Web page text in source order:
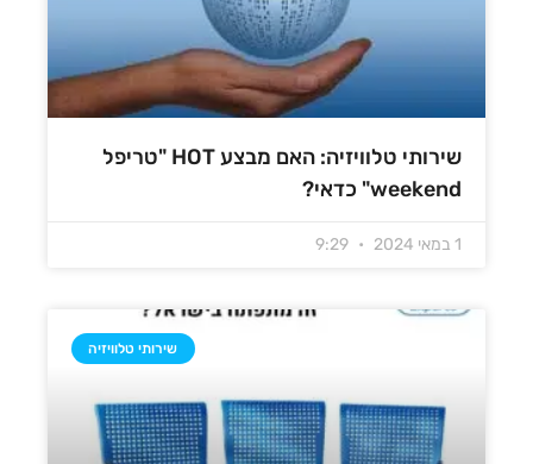
שירותי טלוויזיה: האם מבצע HOT "טריפל
weekend" כדאי?
1 במאי 2024
שירותי טלוויזיה